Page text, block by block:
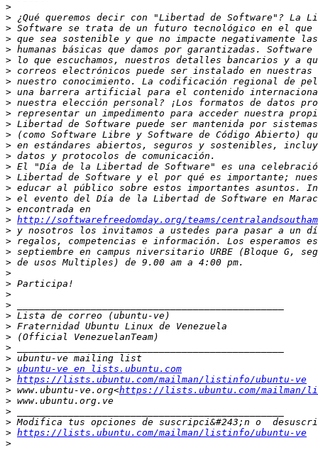
>
>
>
>
>
>
>
>
>
>
>
>
>
>
>
>
>
>
>
>
> http://softwarefreedomday.org/teams/
>
>
>
>
>
>
>
>
>
>
>
>
>
> ubuntu-ve en lists.ubuntu.com
> https://lists.ubuntu.com/mailman/listinfo/ubuntu-ve
> www.ubuntu-ve.org<https://lists.ubuntu.com/mailman/
>
>
>
> https://lists.ubuntu.com/mailman/listinfo/ubuntu-ve
>